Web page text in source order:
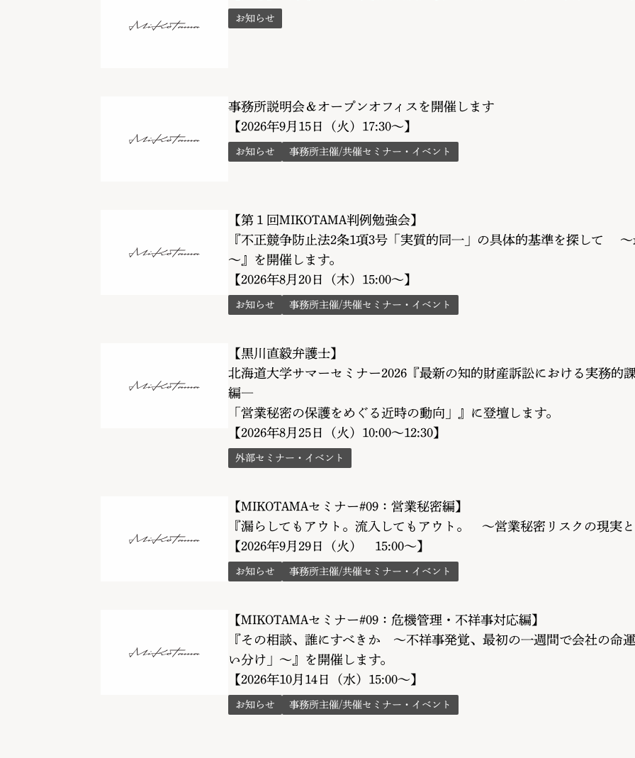
お知らせ
事務所説明会＆オープンオフィスを開催します
【2026年9月15日（火）17:30～】
お知らせ 事務所主催/共催セミナー・イベント
【第１回MIKOTAMA判例勉強会】
『不正競争防止法2条1項3号「実質的同一」の具体的基準を探して
～』を開催します。
【2026年8月20日（木）15:00～】
お知らせ 事務所主催/共催セミナー・イベント
【黒川直毅弁護士】
北海道大学サマーセミナー2026『最新の知的財産訴訟における実務
編―
「営業秘密の保護をめぐる近時の動向」』に登壇します。
【2026年8月25日（火）10:00～12:30】
外部セミナー・イベント
【MIKOTAMAセミナー#09：営業秘密編】
『漏らしてもアウト。流入してもアウト。 〜営業秘密リスクの現実
【2026年9月29日（火） 15:00～】
お知らせ 事務所主催/共催セミナー・イベント
【MIKOTAMAセミナー#09：危機管理・不祥事対応編】
『その相談、誰にすべきか 〜不祥事発覚、最初の一週間で会社の命
い分け」〜』を開催します。
【2026年10月14日（水）15:00～】
お知らせ 事務所主催/共催セミナー・イベント